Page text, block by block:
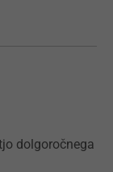
dolgoročnega